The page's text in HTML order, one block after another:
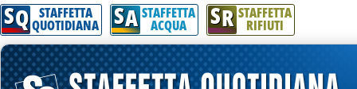
SQ STAFFETTA
QUOTIDIANA SA STAFFETTA
ACQUA SR STAFFETTA
RIFIUTI